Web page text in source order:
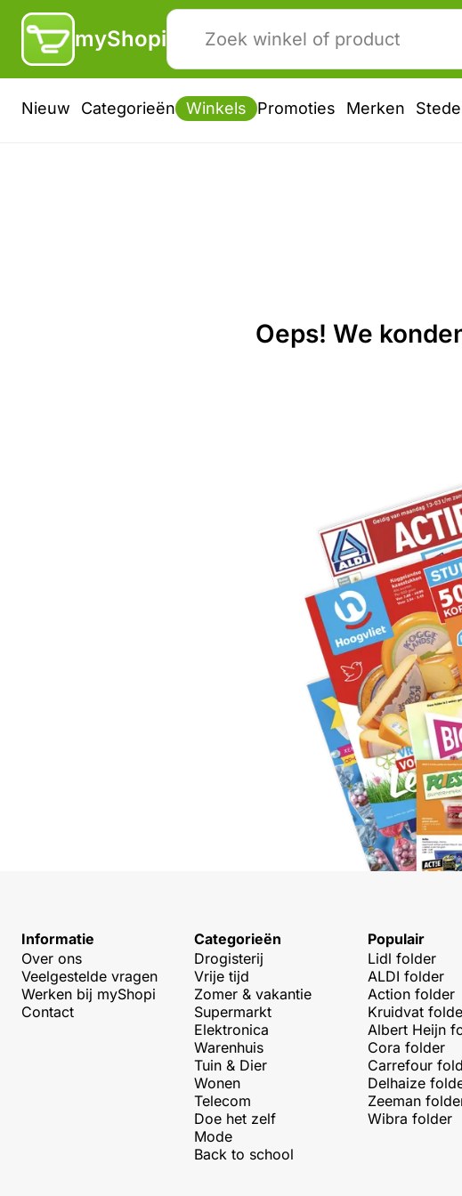
myShopi
Nieuw Categorieën Winkels Promoties Merken
Oeps! We
Informatie
Over ons
Veelgestelde vragen
Werken bij myShopi
Contact
Categorieën
Drogisterij
Vrije tijd
Zomer & vakantie
Supermarkt
Elektronica
Warenhuis
Tuin & Dier
Wonen
Telecom
Doe het zelf
Mode
Back to school
Populair
Lidl folder
ALDI folder
Action folder
Kruidvat
Albert Heijn
Cora folder
Carrefour
Delhaize
Zeeman
Wibra folder